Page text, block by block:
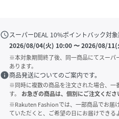
scheduleスーパーDEAL 10%ポイントバック対
2026/08/04(火) 10:00〜2026/08/11(
※本対象期間終了後、同一商品にてスーパ
あります。
info商品発送についてのご案内です。
※同時に複数の商品を注文された場合、一
す。
お急ぎの商品は、個別にご注文くださ
※Rakuten Fashionでは、一部商品でお届
ていただくと、ご希望の日にお届けできる